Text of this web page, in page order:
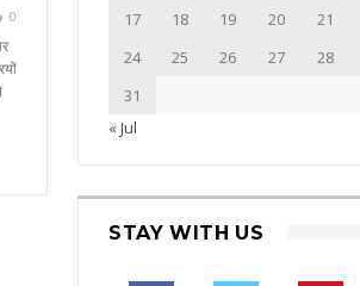
0
17
18 19 20 21
24
25 26 27 28
31
« Jul
STAY WITH US